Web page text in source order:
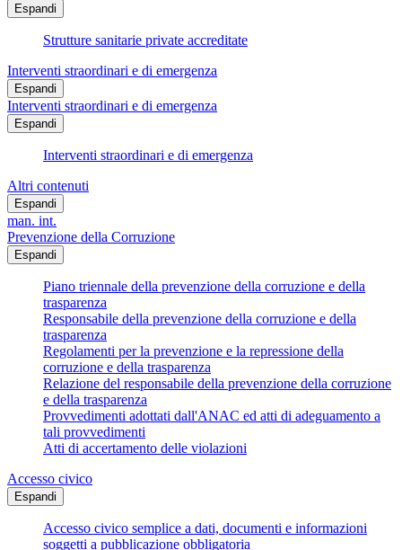
Espandi
Strutture sanitarie private accreditate
Interventi straordinari e di emergenza
Espandi
Interventi straordinari e di emergenza
Espandi
Interventi straordinari e di emergenza
Altri contenuti
Espandi
man. int.
Prevenzione della Corruzione
Espandi
Piano triennale della prevenzione della corruzione e della
trasparenza
Responsabile della prevenzione della corruzione e della
trasparenza
Regolamenti per la prevenzione e la repressione della
corruzione e della trasparenza
Relazione del responsabile della prevenzione della corruzione
e della trasparenza
Provvedimenti adottati dall'ANAC ed atti di adeguamento a
tali provvedimenti
Atti di accertamento delle violazioni
Accesso civico
Espandi
Accesso civico semplice a dati, documenti e informazioni
soggetti a pubblicazione obbligatoria